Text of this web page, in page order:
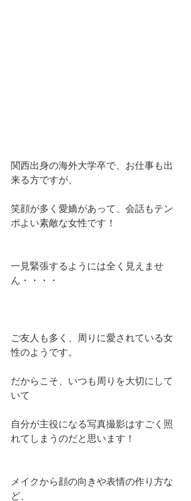
関西出身の海外大学卒で、お仕事も出
来る方ですが、
笑顔が多く愛嬌があって、会話もテン
ポよい素敵な女性です！
一見緊張するようには全く見えませ
ん・・・・
ご友人も多く、周りに愛されている女
性のようです。
だからこそ、いつも周りを大切にして
いて
自分が主役になる写真撮影はすごく照
れてしまうのだと思います！
メイクから顔の向きや表情の作り方な
ど、